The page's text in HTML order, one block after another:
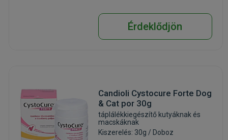
Érdeklődjön
Candioli Cystocure Forte Dog
& Cat por 30g
táplálékkiegészítő kutyáknak és
macskáknak
Kiszerelés: 30g / Doboz